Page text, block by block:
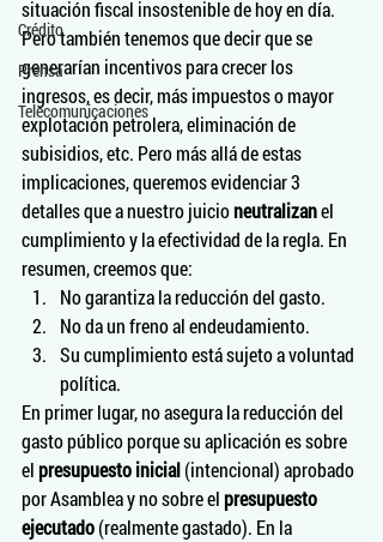
Crédito
Prensa
Telecomunicaciones
situación fiscal insostenible de hoy en día.
Pero también tenemos que decir que se
generarían incentivos para crecer los
ingresos, es decir, más impuestos o mayor
explotación petrolera, eliminación de
subisidios, etc. Pero más allá de estas
implicaciones, queremos evidenciar 3
detalles que a nuestro juicio neutralizan el
cumplimiento y la efectividad de la regla. En
resumen, creemos que:
No garantiza la reducción del gasto.
No da un freno al endeudamiento.
Su cumplimiento está sujeto a voluntad
política.
En primer lugar, no asegura la reducción del
gasto público porque su aplicación es sobre
el presupuesto inicial (intencional) aprobado
por Asamblea y no sobre el presupuesto
ejecutado (realmente gastado). En la